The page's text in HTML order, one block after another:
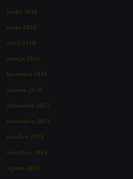
junho 2016
maio 2016
abril 2016
março 2016
fevereiro 2016
janeiro 2016
dezembro 2015
novembro 2015
outubro 2015
setembro 2015
agosto 2015